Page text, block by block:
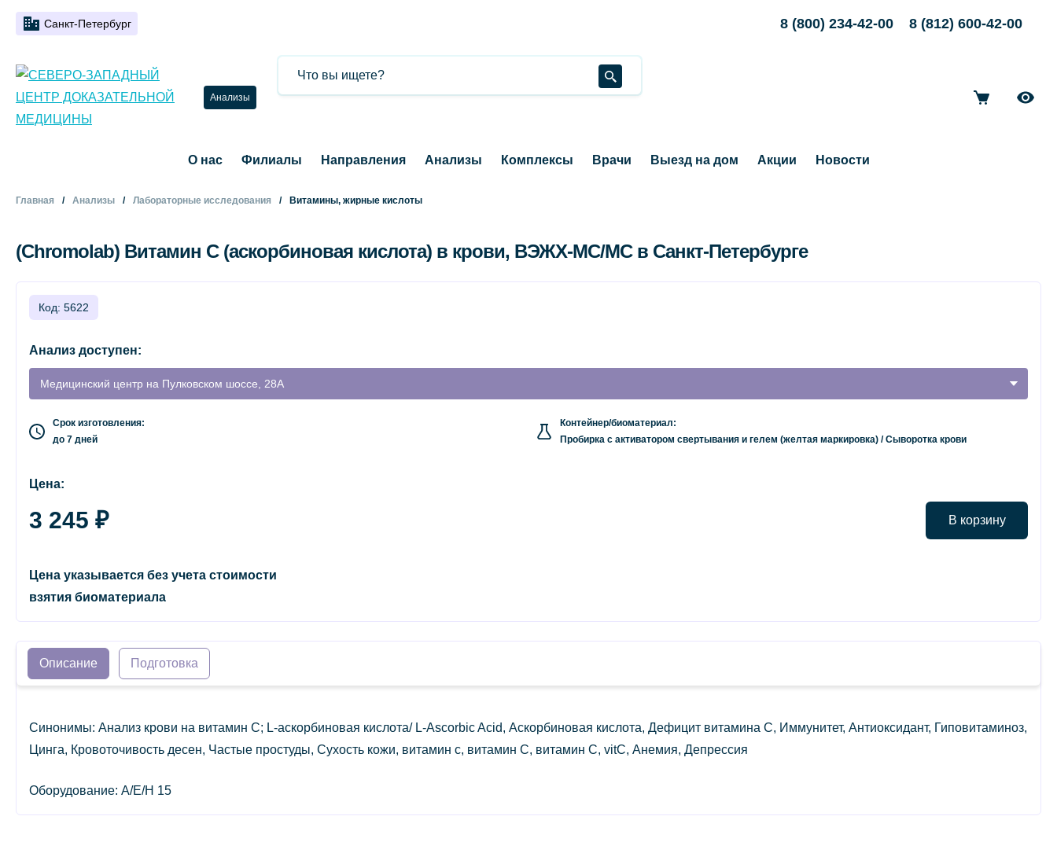
Санкт-Петербург 8 (800) 234-42-00 8 (812) 600-42-00
Анализы
О нас Филиалы Направления Анализы Комплексы Врачи Выезд на дом Акции Новости
Главная Анализы Лабораторные исследования Витамины, жирные кислоты
(Chromolab) Витамин C (аскорбиновая кислота) в крови, ВЭЖХ-МС/МС в Санкт-Петербурге
Код: 5622
Анализ доступен:
Медицинский центр на Пулковском шоссе, 28А
Срок изготовления:
до 7 дней
Контейнер/биоматериал:
Пробирка c активатором свертывания и гелем (желтая маркировка) / Сыворотка крови
Цена:
3 245 ₽ В корзину
Цена указывается без учета стоимости
взятия биоматериала
Описание Подготовка
Синонимы: Анализ крови на витамин С; L-аскорбиновая кислота/ L-Ascorbic Acid, Аскорбиновая кислота, Дефицит витамина С, Иммунитет, Антиоксидант, Гиповитаминоз,
Цинга, Кровоточивость десен, Частые простуды, Сухость кожи, витамин с, витамин С, витамин C, vitC, Анемия, Депрессия
Оборудование: A/E/H 15